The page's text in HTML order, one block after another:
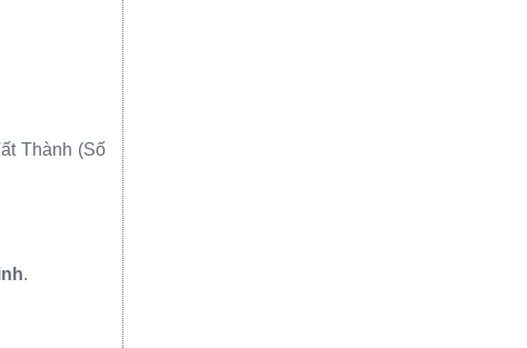
Thành (Số
.